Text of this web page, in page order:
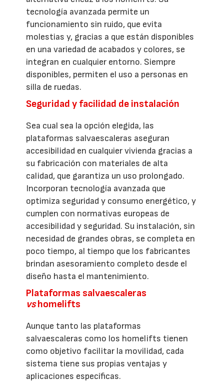
tecnología avanzada permite un
funcionamiento sin ruido, que evita
molestias y, gracias a que están disponibles
en una variedad de acabados y colores, se
integran en cualquier entorno. Siempre
disponibles, permiten el uso a personas en
silla de ruedas.
Seguridad y facilidad de instalación
Sea cual sea la opción elegida, las
plataformas salvaescaleras aseguran
accesibilidad en cualquier vivienda gracias a
su fabricación con materiales de alta
calidad, que garantiza un uso prolongado.
Incorporan tecnología avanzada que
optimiza seguridad y consumo energético, y
cumplen con normativas europeas de
accesibilidad y seguridad. Su instalación, sin
necesidad de grandes obras, se completa en
poco tiempo, al tiempo que los fabricantes
brindan asesoramiento completo desde el
diseño hasta el mantenimiento.
Plataformas salvaescaleras
vshomelifts
Aunque tanto las plataformas
salvaescaleras como los homelifts tienen
como objetivo facilitar la movilidad, cada
sistema tiene sus propias ventajas y
aplicaciones específicas.